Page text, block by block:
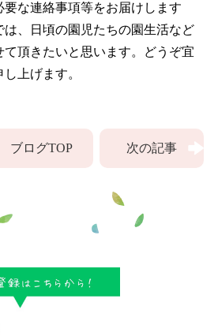
要な連絡事項等をお届けします
は、日頃の園児たちの園生活など
て頂きたいと思います。どうぞ宜
上げます。
ブログTOP 次の記事